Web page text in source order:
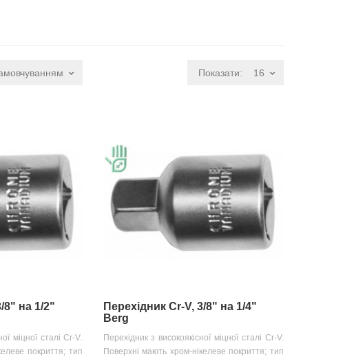
Показати: 16
8" на 1/2"
міцної сталі Cr-V.
покриття; тип
Перехідник Cr-V, 3/8" на 1/4"
Berg
Перехідник з високоякісної міцної сталі Cr-V.
Поверхні мають хром-нікелеве покриття; тип